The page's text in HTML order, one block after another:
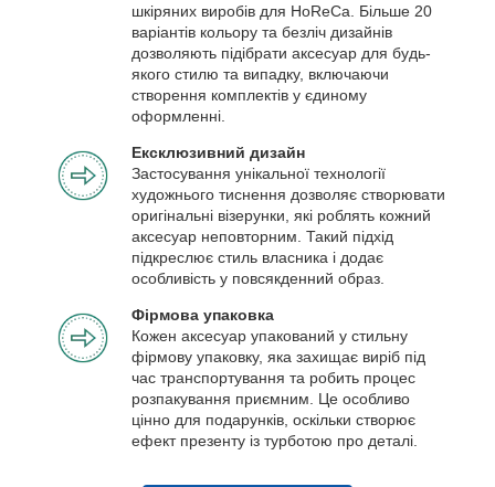
шкіряних виробів для HoReCa. Більше 20
варіантів кольору та безліч дизайнів
дозволяють підібрати аксесуар для будь-
якого стилю та випадку, включаючи
створення комплектів у єдиному
оформленні.
Ексклюзивний дизайн
Застосування унікальної технології
художнього тиснення дозволяє створювати
оригінальні візерунки, які роблять кожний
аксесуар неповторним. Такий підхід
підкреслює стиль власника і додає
особливість у повсякденний образ.
Фірмова упаковка
Кожен аксесуар упакований у стильну
фірмову упаковку, яка захищає виріб під
час транспортування та робить процес
розпакування приємним. Це особливо
цінно для подарунків, оскільки створює
ефект презенту із турботою про деталі.